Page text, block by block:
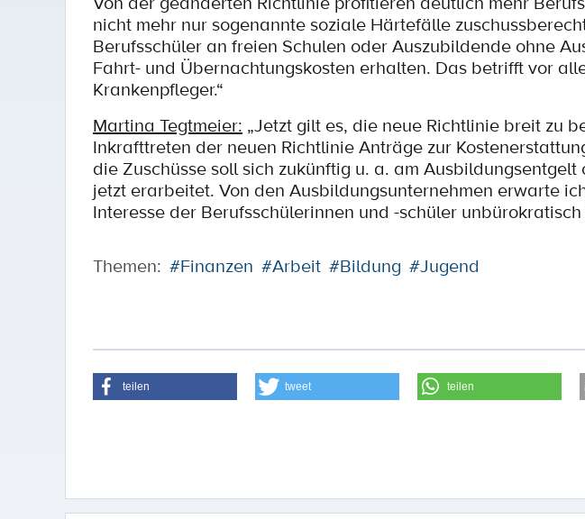
nicht mehr nur sogenannte soziale Härtefälle
Berufsschüler an freien Schulen oder Auszubildende ohne
Fahrt- und Übernachtungskosten erhalten. Das betrifft vor
Krankenpfleger.“
Martina Tegtmeier: „Jetzt gilt es, die neue Richtlinie breit zu
Inkrafttreten der neuen Richtlinie Anträge zur
die Zuschüsse soll sich zukünftig u. a. am
jetzt erarbeitet. Von den Ausbildungsunternehmen erwarte
Interesse der Berufsschülerinnen und -schüler unbürokratisch
Themen: #Finanzen #Arbeit #Bildung #Jugend
teilen tweet teilen